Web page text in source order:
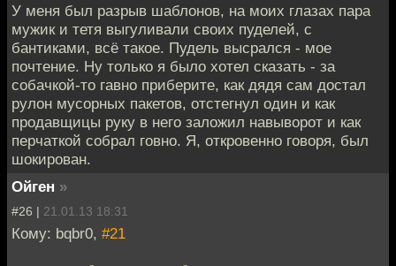
У меня был разрыв шаблонов, на моих глазах пара
мужик и тетя выгуливали своих пуделей, с
бантиками, всё такое. Пудель высрался - мое
почтение. Ну только я было хотел сказать - за
собачкой-то гавно приберите, как дядя сам достал
рулон мусорных пакетов, отстегнул один и как
продавщицы руку в него заложил навыворот и как
перчаткой собрал говно. Я, откровенно говоря, был
шокирован.
Ойген »
#26 | 21.01.13 18:31
Кому: bqbr0, #21